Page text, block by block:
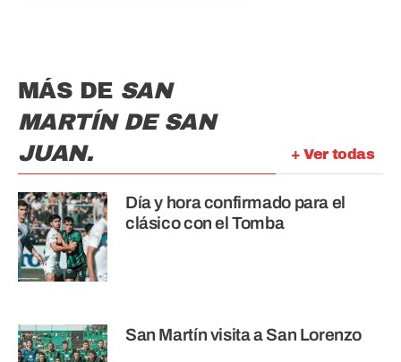
+ Ver todas
MÁS DE SAN
MARTÍN DE SAN
JUAN.
Día y hora confirmado para el
clásico con el Tomba
San Martín visita a San Lorenzo